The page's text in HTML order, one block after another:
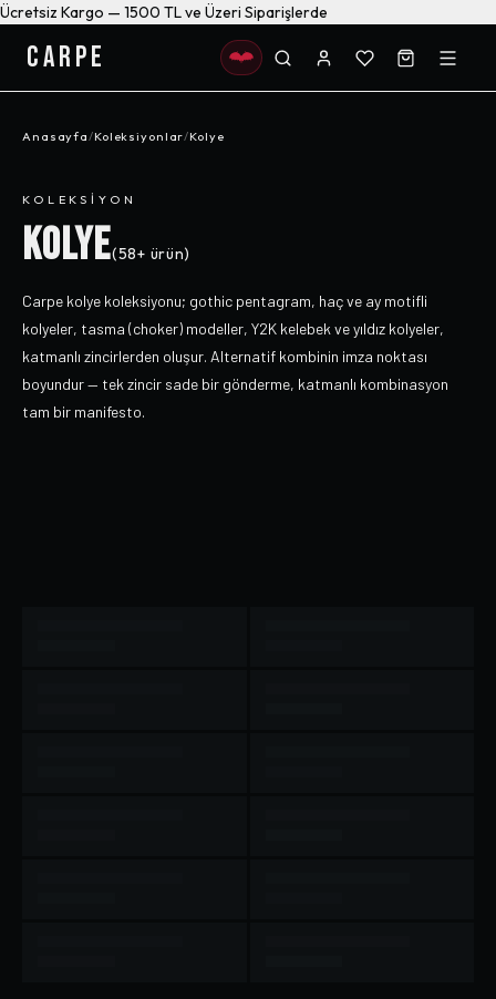
Ücretsiz Kargo — 1500 TL ve Üzeri Siparişlerde
CARPE
Anasayfa/Koleksiyonlar/Kolye
KOLEKSIYON
KOLYE(58+ ürün)
Carpe kolye koleksiyonu; gothic pentagram, haç ve ay motifli
kolyeler, tasma (choker) modeller, Y2K kelebek ve yıldız kolyeler,
katmanlı zincirlerden oluşur. Alternatif kombinin imza noktası
boyundur — tek zincir sade bir gönderme, katmanlı kombinasyon
tam bir manifesto.